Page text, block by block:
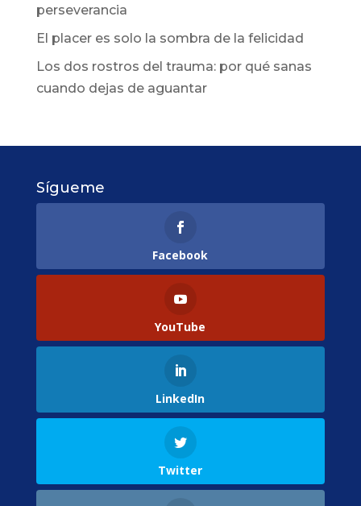
perseverancia
El placer es solo la sombra de la felicidad
Los dos rostros del trauma: por qué sanas
cuando dejas de aguantar
Sígueme
Facebook
YouTube
LinkedIn
Twitter